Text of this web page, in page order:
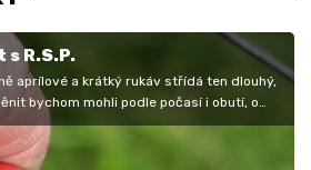
R.S.P.
aprílové a krátký rukáv střídá ten dlouhý,
bychom mohli podle počasí i obutí, o…